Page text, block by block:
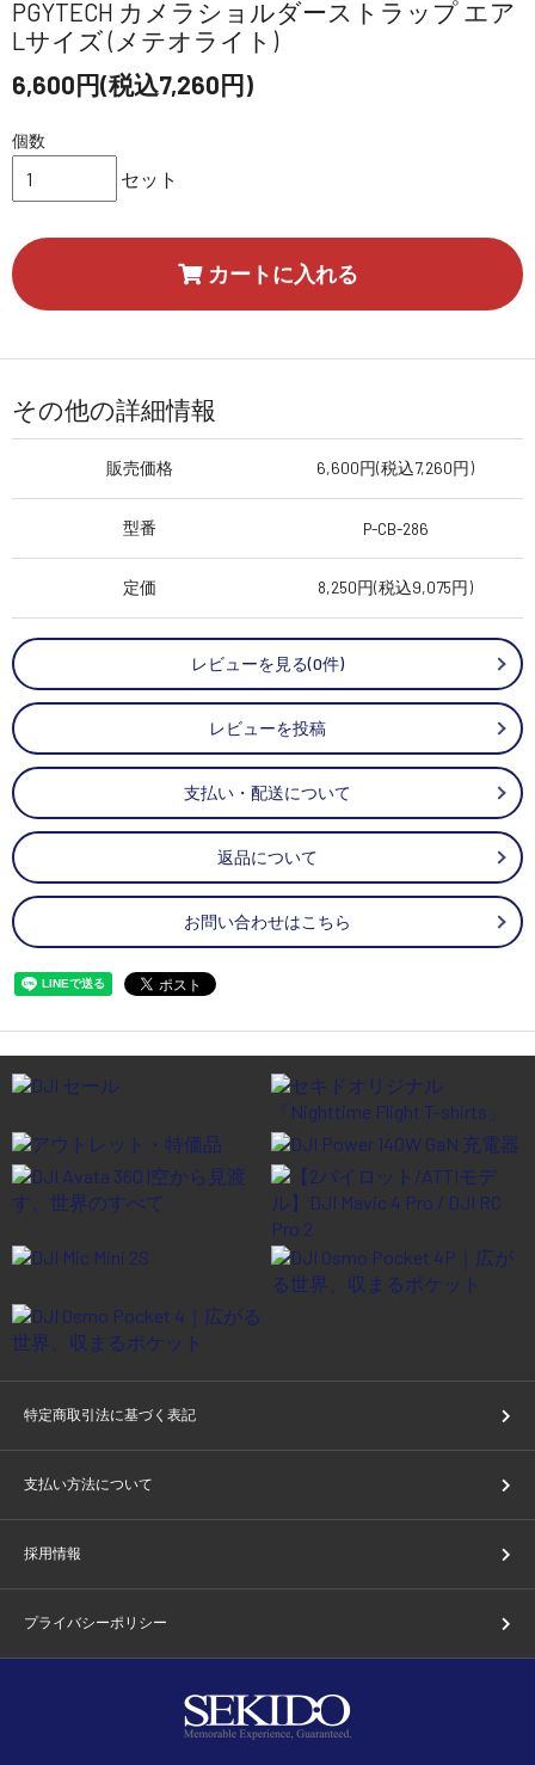
PGYTECH カメラショルダーストラップ エア
Lサイズ (メテオライト)
6,600円(税込7,260円)
個数
セット
カートに入れる
その他の詳細情報
販売価格 6,600円(税込7,260円)
型番 P-CB-286
定価 8,250円(税込9,075円)
レビューを見る(0件)
レビューを投稿
支払い・配送について
返品について
お問い合わせはこちら
特定商取引法に基づく表記
支払い方法について
採用情報
プライバシーポリシー